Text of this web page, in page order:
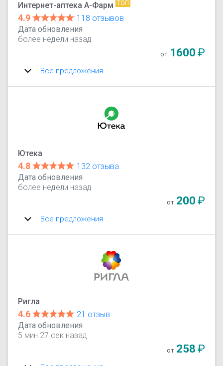
Интернет-аптека А-Фарм ТОП
4.9
118 отзывов
Дата обновления
более недели назад
от 1600₽
Все предложения
Ютека
4.8
132 отзыва
Дата обновления
более недели назад
от 200₽
Все предложения
Ригла
4.6
21 отзыв
Дата обновления
5 мин 27 сек назад
от 258₽